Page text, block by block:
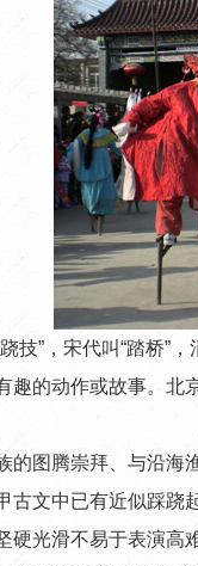
”，宋代叫“踏桥”，
的动作或故事。北
腾崇拜、与沿海
古文中已有近似踩
光滑不易于表演